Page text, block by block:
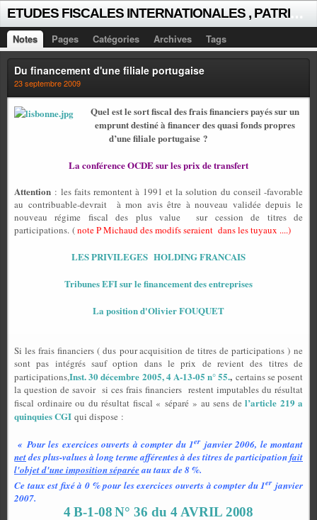
Notes Pages Catégories Archives Tags
Du financement d'une filiale portugaise
23 septembre 2009
Quel est le sort fiscal des frais financiers payés sur un
emprunt destiné à financer des quasi fonds propres
d’une filiale portugaise ?
La conférence OCDE sur les prix de transfert
Attention : les faits remontent à 1991 et la solution du conseil -favorable
au contribuable-devrait
à mon avis être à nouveau validée depuis le
nouveau régime fiscal des plus value
sur cession de titres de
participations. (note P Michaud des modifs seraient dans les tuyaux ....)
LES PRIVILEGES HOLDING FRANCAIS
Tribunes EFI sur le financement des entreprises
La position d'Olivier FOUQUET
Si les frais financiers ( dus pour acquisition de titres de participations ) ne
sont pas intégrés sauf option dans le prix de revient des titres de
participations,Inst. 30 décembre 2005, 4 A-13-05 n° 55., certains se posent
la question de savoir si ces frais financiers restent imputables du résultat
fiscal ordinaire ou du résultat fiscal « séparé » au sens de l’article 219 a
quinquies CGI qui dispose :
« Pour les exercices ouverts à compter du 1er janvier 2006, le montant
netdes plus-valuesà long terme afférentes à des titres de participationfait
l'objet d'une imposition séparéeau taux de 8 %.
Ce taux est fixé à 0 % pour les exercices ouverts à compter du 1er janvier
2007.
4 B-1-08N° 36 du 4 AVRIL 2008